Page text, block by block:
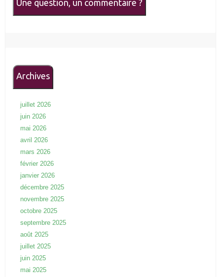
Une question, un commentaire ?
Archives
juillet 2026
juin 2026
mai 2026
avril 2026
mars 2026
février 2026
janvier 2026
décembre 2025
novembre 2025
octobre 2025
septembre 2025
août 2025
juillet 2025
juin 2025
mai 2025